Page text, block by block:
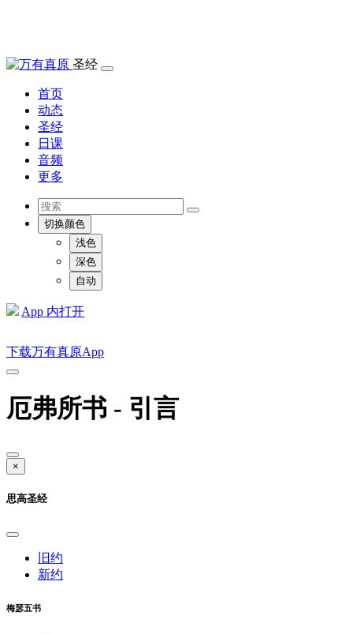
圣经
首页
动态
圣经
日课
音频
更多
切换颜色
浅色
深色
自动
App 内打开
下载万有真原App
厄弗所书 - 引言
×
思高圣经
旧约
新约
梅瑟五书